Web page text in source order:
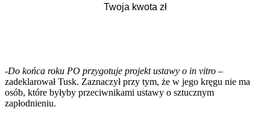
-Do końca roku PO przygotuje projekt ustawy o in vitro –
zadeklarował Tusk. Zaznaczył przy tym, że w jego kręgu nie ma
osób, które byłyby przeciwnikami ustawy o sztucznym
zapłodnieniu.